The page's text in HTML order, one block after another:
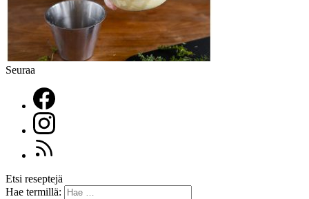
Seuraa
Etsi reseptejä
Hae termillä: